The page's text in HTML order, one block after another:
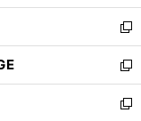
ウ
で
開
く
ン
ド
ウ
で
開
く
新
し
い
ウ
ィ
新
し
い
新